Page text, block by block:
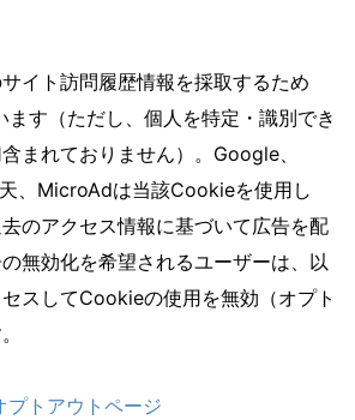
イト訪問履歴情報を採取するため
す（ただし、個人を特定・識別でき
まれておりません）。Google、
、MicroAdは当該Cookieを使用し
のアクセス情報に基づいて広告を配
無効化を希望されるユーザーは、以
スしてCookieの使用を無効（オプト
トアウトページ